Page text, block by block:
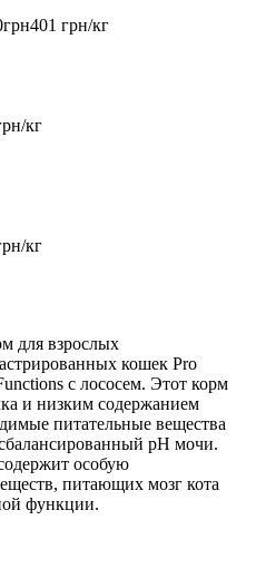
грн401 грн/кг
кг
кг
для взрослых
кошек Pro
с лососем. Этот корм
и низким содержанием
питательные вещества
pH мочи.
особую
питающих мозг кота
функции.